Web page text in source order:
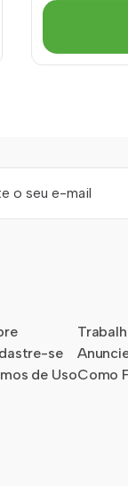
se
de UsoComo